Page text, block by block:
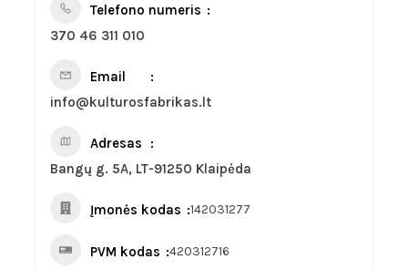
Telefono numeris
370 46 311 010
Email
info@kulturosfabrikas.lt
Adresas
Bangų g. 5A, LT-91250 Klaipėda
Įmonės kodas 142031277
PVM kodas 420312716